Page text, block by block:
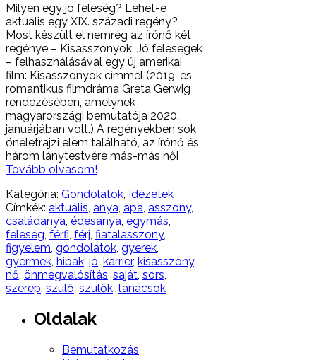
Milyen egy jó feleség? Lehet-e
aktuális egy XIX. századi regény?
Most készült el nemrég az írónő két
regénye – Kisasszonyok, Jó feleségek
– felhasználásával egy új amerikai
film: Kisasszonyok címmel (2019-es
romantikus filmdráma Greta Gerwig
rendezésében, amelynek
magyarországi bemutatója 2020.
januárjában volt.) A regényekben sok
önéletrajzi elem található, az írónő és
három lánytestvére más-más női
Tovább olvasom!
Kategória: Gondolatok Idézetek
Címkék: aktuális anya apa asszony,
családanya édesanya egymás
feleség férfi férj fiatalasszony,
figyelem gondolatok gyerek
gyermek hibák jó karrier, kisasszony,
nő önmegvalósítás saját sors
szerep szülő szülők tanácsok
Oldalak
Bemutatkozás